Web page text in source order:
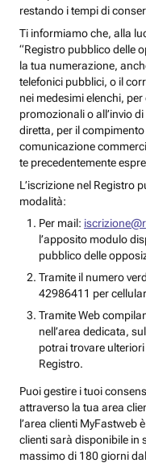
restando i tempi di
Ti informiamo che, alla
“Registro pubblico delle
la tua numerazione,
telefonici pubblici, o il
nei medesimi elenchi,
promozionali o all’invio
diretta, per il
comunicazione
te precedentemente
L’iscrizione nel Registro
modalità:
Per mail:
l’apposito modulo
pubblico delle
Tramite il numero
42986411 per
Tramite Web
nell’area dedicata,
potrai trovare
Registro.
Puoi gestire i tuoi
attraverso la tua area
l’area clienti MyFastweb
clienti sarà disponibile in
massimo di 180 giorni